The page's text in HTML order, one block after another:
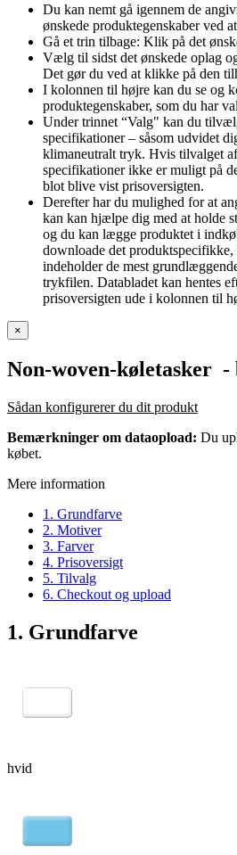
Du kan nemt gå igennem de
ønskede produktegenskaber ved
Gå et trin tilbage: Klik på det
Vælg til sidst det ønskede oplag
Det gør du ved at klikke på den
I kolonnen til højre kan du se og
produktegenskaber, som du har
Under trinnet “Valg" kan du
specifikationer – såsom udvidet
klimaneutralt tryk. Hvis tilvalget
specifikationer ikke er muligt på
blot blive vist prisoversigten.
Derefter har du mulighed for at
kan kan hjælpe dig med at holde
og du kan lægge produktet i
downloade det
indeholder de mest
trykfilen. Databladet kan hentes
prisoversigten ude i kolonnen til
×
Non-woven-køletasker -
Sådan konfigurerer du dit produkt
Bemærkninger om dataopload: Du
købet.
Mere information
1. Grundfarve
2. Motiver
3. Farver
4. Prisoversigt
5. Tilvalg
6. Checkout og upload
1. Grundfarve
hvid